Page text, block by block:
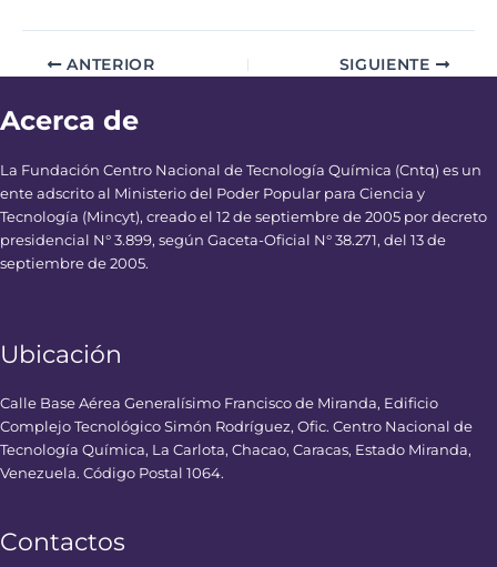
ANTERIOR SIGUIENTE
Acerca de
La Fundación Centro Nacional de Tecnología Química (Cntq) es un
ente adscrito al Ministerio del Poder Popular para Ciencia y
Tecnología (Mincyt), creado el 12 de septiembre de 2005 por decreto
presidencial N° 3.899, según Gaceta-Oficial N° 38.271, del 13 de
septiembre de 2005.
Ubicación
Calle Base Aérea Generalísimo Francisco de Miranda, Edificio
Complejo Tecnológico Simón Rodríguez, Ofic. Centro Nacional de
Tecnología Química, La Carlota, Chacao, Caracas, Estado Miranda,
Venezuela. Código Postal 1064.
Contactos